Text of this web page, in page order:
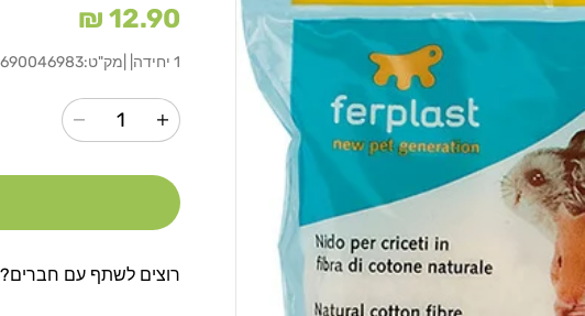
מחיר
רגיל
12.90 ₪
1 יחידה מק"ט:
הגדל
עבור
גפן
פרפלסט
הקטנת
עבור
גפן
פרפלסט
רוצים לשתף עם חברים?